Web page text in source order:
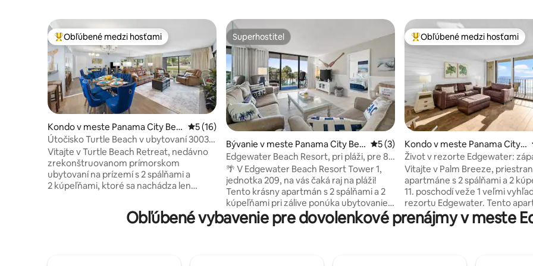
Najobľúbenejšie medzi hosťami
Obľúbené medzi hosťami
Kondo v meste Panama City Bea
ch
Priemerné ohodnotenie 5 z 5, počet hodnotení: 16
5 (16)
Útočisko Turtle Beach v ubytovaní 3003 v
Edgewatere
Vitajte v Turtle Beach Retreat, nedávno
zrekonštruovanom prímorskom
ubytovaní na prízemí s 2 spálňami a
2 kúpeľňami, ktoré sa nachádza len
oplotenom rezidenčnom komplexe,
ktorý ponúka dokonalú rovnováhu medzi
Superhostiteľ
Superhostiteľ
Bývanie v meste Panama City Bea
ch
Priemerné ohodnotenie 5 z 5, počet
5 (3)
Edgewater Beach Resort, pri pláži, pre 8
osôb, golf
🌴 V Edgewater Beach Resort Tower 1,
jednotka 209, na vás čaká raj na pláži!
Tento krásny apartmán s 2 spálňami a 2
kúpeľňami pri zálive ponúka ubytovanie
pre 8 osôb a z jeho súkromného balkóna
je úžasný výhľad na pláž a bazén 🌊☀️.
Najobľúbenejšie medzi hosťami
Obľúbené medzi hosťami
Kondo v meste Panama City
Beach
Život v rezorte Edgewater:
vyhrievané bazény, kúpele
Vitajte v Palm Breeze,
apartmáne s 2 spálňami a 2
11. poschodí veže 1 veľmi
rezortu Edgewater. Tento
ohromujúcim výhľadom na
v lagúne a úchvatnými
Obľúbené vybavenie pre dovolenkové prenájmy v meste